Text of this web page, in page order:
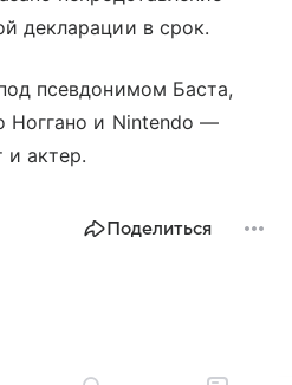
декларации в срок.
псевдонимом Баста,
Ноггано и Nintendo —
и актер.
Поделиться